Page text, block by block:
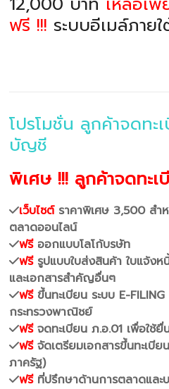
ฟรี !!! ระบบอีเมล์ภาย
โปรโมชั่น ลูกค้าจดทะ
บัญชี
พิเศษ !!! ลูกค้าจดทะ
เว็บไซต์ราคาพิเศษ 3,500 สำ
ตลาดออนไลน์
ฟรีออกแบบโลโก้บรษัท
ฟรีรูปแบบใบส่งสินค้า ใบแจ้งห
และเอกสารสำคัญอื่นๆ
ฟรีขึ้นทะเบียน ระบบ E-
กระทรวงพาณิชย์
ฟรีจดทะเบียน ภ.อ.01 เพื่อใช้ยื่
ฟรีจัดเตรียมเอกสารขึ้นทะเบี
ภาครัฐ)
ฟรีที่ปรึกษาด้านการตลาดและ